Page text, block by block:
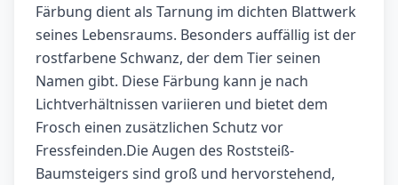
Färbung dient als Tarnung im dichten Blattwerk
seines Lebensraums. Besonders auffällig ist der
rostfarbene Schwanz, der dem Tier seinen
Namen gibt. Diese Färbung kann je nach
Lichtverhältnissen variieren und bietet dem
Frosch einen zusätzlichen Schutz vor
Fressfeinden.Die Augen des Roststeiß-
Baumsteigers sind groß und hervorstehend,